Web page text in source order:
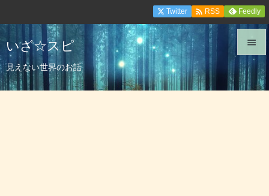
いざ☆スピ
見えない世界のお話


メニュ
Twitter  RSS Feedly